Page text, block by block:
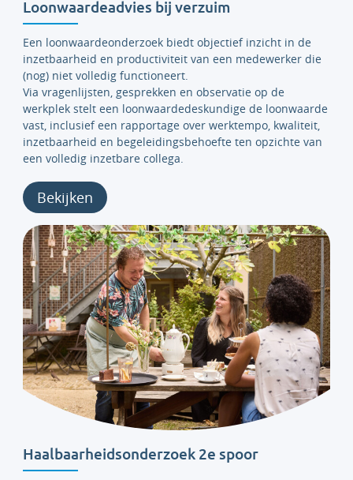
Loonwaardeadvies bij verzuim
Een loonwaardeonderzoek biedt objectief inzicht in de
inzetbaarheid en productiviteit van een medewerker die
(nog) niet volledig functioneert.
Via vragenlijsten, gesprekken en observatie op de
werkplek stelt een loonwaardedeskundige de loonwaarde
vast, inclusief een rapportage over werktempo, kwaliteit,
inzetbaarheid en begeleidingsbehoefte ten opzichte van
een volledig inzetbare collega.
Bekijken
Haalbaarheidsonderzoek 2e spoor